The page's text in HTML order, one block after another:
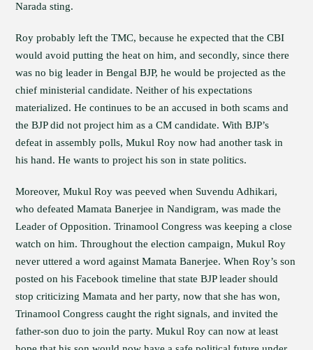
Narada sting.
Roy probably left the TMC, because he expected that the CBI
would avoid putting the heat on him, and secondly, since there
was no big leader in Bengal BJP, he would be projected as the
chief ministerial candidate. Neither of his expectations
materialized. He continues to be an accused in both scams and
the BJP did not project him as a CM candidate. With BJP’s
defeat in assembly polls, Mukul Roy now had another task in
his hand. He wants to project his son in state politics.
Moreover, Mukul Roy was peeved when Suvendu Adhikari,
who defeated Mamata Banerjee in Nandigram, was made the
Leader of Opposition. Trinamool Congress was keeping a close
watch on him. Throughout the election campaign, Mukul Roy
never uttered a word against Mamata Banerjee. When Roy’s son
posted on his Facebook timeline that state BJP leader should
stop criticizing Mamata and her party, now that she has won,
Trinamool Congress caught the right signals, and invited the
father-son duo to join the party. Mukul Roy can now at least